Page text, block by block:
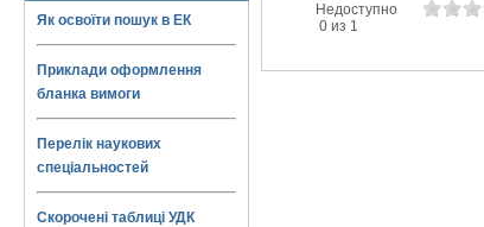
Як освоїти пошук в ЕК
Приклади оформлення
бланка вимоги
Перелік наукових
спеціальностей
Скорочені таблиці УДК
Недоступно
0 из 1